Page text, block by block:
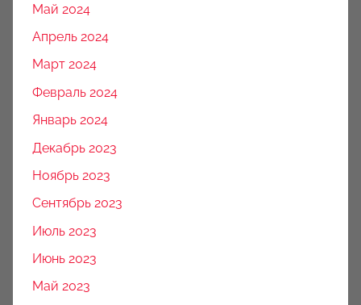
Май 2024
Апрель 2024
Март 2024
Февраль 2024
Январь 2024
Декабрь 2023
Ноябрь 2023
Сентябрь 2023
Июль 2023
Июнь 2023
Май 2023